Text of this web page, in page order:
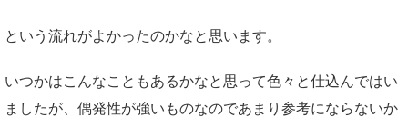
という流れがよかったのかなと思います。
いつかはこんなこともあるかなと思って色々と仕込んではい
ましたが、偶発性が強いものなのであまり参考にならないか